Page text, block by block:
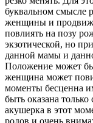
буквальном смысле
женщины и
повлиять на позу
экзотической, но
данной мамы и
Положение может
женщина может
моменты бесценна
быть оказана
акушерка в этот
родов и очень